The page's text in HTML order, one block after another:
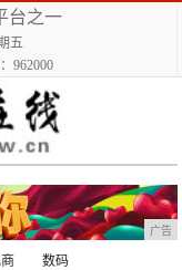
台之一
五
962000
广告
数码